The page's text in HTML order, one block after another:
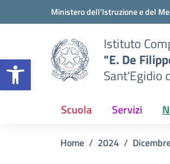
Apri la barra degli
Vai ai contenuti
Vai al menu di navigazioneMinistero dell'Istruzione e del
Istituto
"E. De
Sant'Egidio
Scuola Servizi
Home 2024